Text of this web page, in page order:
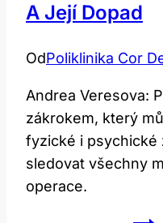
A Její Dopad
OdPoliklinika Cor
Andrea Veresova:
zákrokem, který
fyzické i psychické
sledovat všechny
operace.